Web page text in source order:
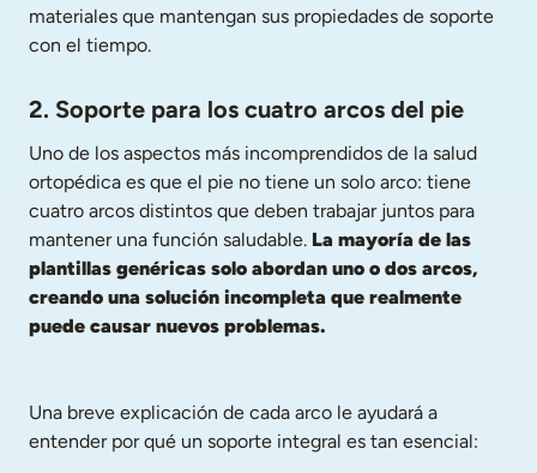
materiales que mantengan sus propiedades de soporte
con el tiempo.
2. Soporte para los cuatro arcos del pie
Uno de los aspectos más incomprendidos de la salud
ortopédica es que el pie no tiene un solo arco: tiene
cuatro arcos distintos que deben trabajar juntos para
mantener una función saludable. La mayoría de las
plantillas genéricas solo abordan uno o dos arcos,
creando una solución incompleta que realmente
puede causar nuevos problemas.
Una breve explicación de cada arco le ayudará a
entender por qué un soporte integral es tan esencial: